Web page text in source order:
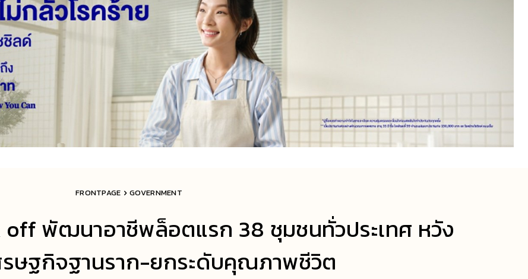
FRONTPAGE GOVERNMENT
off พัฒนาอาชีพล็อตแรก 38 ชุมชนทั่วประเทศ หวัง
รษฐกิจฐานราก-ยกระดับคุณภาพชีวิต